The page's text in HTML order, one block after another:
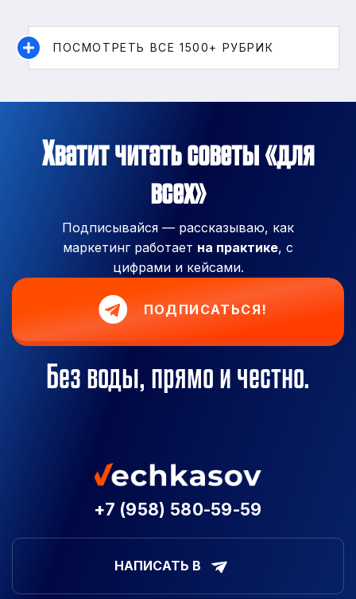
ПОСМОТРЕТЬ ВСЕ 1500+ РУБРИК
Хватит читать советы «для
всех»
Подписывайся — рассказываю, как
маркетинг работает на практике, с
цифрами и кейсами.
ПОДПИСАТЬСЯ!
Без воды, прямо и честно.
+7 (958) 580-59-59
НАПИСАТЬ В